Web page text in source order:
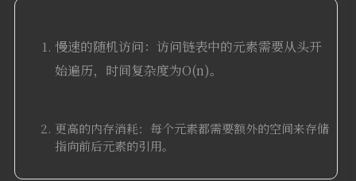
慢速的随机访问：访问链表中的元素需要从头开
始遍历，时间复杂度为O(n)。
更高的内存消耗：每个元素都需要额外的空间来存储
指向前后元素的引用。